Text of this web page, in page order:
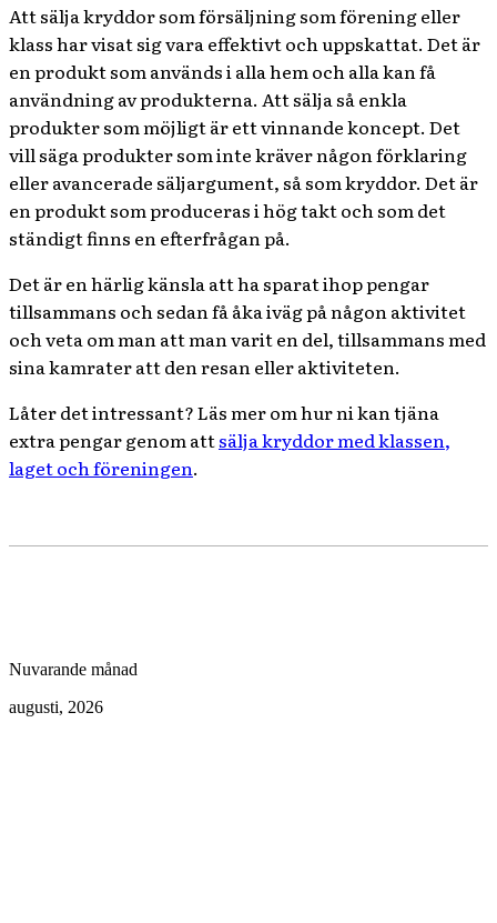
Att sälja kryddor som försäljning som förening eller
klass har visat sig vara effektivt och uppskattat. Det är
en produkt som används i alla hem och alla kan få
användning av produkterna. Att sälja så enkla
produkter som möjligt är ett vinnande koncept. Det
vill säga produkter som inte kräver någon förklaring
eller avancerade säljargument, så som kryddor. Det är
en produkt som produceras i hög takt och som det
ständigt finns en efterfrågan på.
Det är en härlig känsla att ha sparat ihop pengar
tillsammans och sedan få åka iväg på någon aktivitet
och veta om man att man varit en del, tillsammans med
sina kamrater att den resan eller aktiviteten.
Låter det intressant? Läs mer om hur ni kan tjäna
extra pengar genom attsälja kryddor med klassen,
laget och föreningen.
Nuvarande månad
augusti, 2026